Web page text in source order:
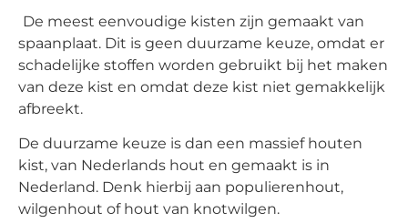
De meest eenvoudige kisten zijn gemaakt van
spaanplaat. Dit is geen duurzame keuze, omdat er
schadelijke stoffen worden gebruikt bij het maken
van deze kist en omdat deze kist niet gemakkelijk
afbreekt.
De duurzame keuze is dan een massief houten
kist, van Nederlands hout en gemaakt is in
Nederland. Denk hierbij aan populierenhout,
wilgenhout of hout van knotwilgen.